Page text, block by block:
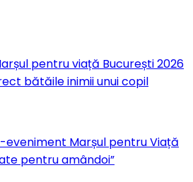
pentru viață București 2026
bătăile inimii unui copil
Marșul pentru Viață
pentru amândoi”